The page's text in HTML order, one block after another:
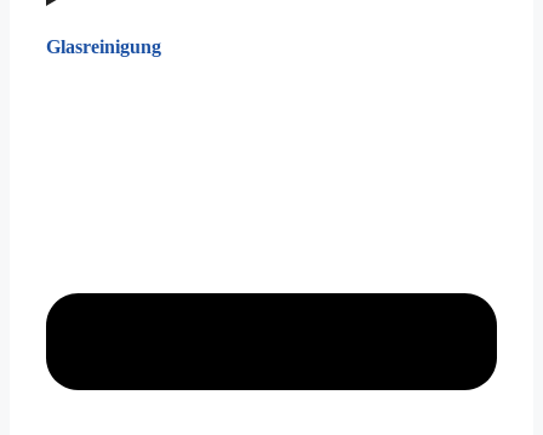
Glasreinigung